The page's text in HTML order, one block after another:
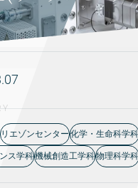
リエゾンセンター化学・生命科学科
ス学科機械創造工学科物理科学科